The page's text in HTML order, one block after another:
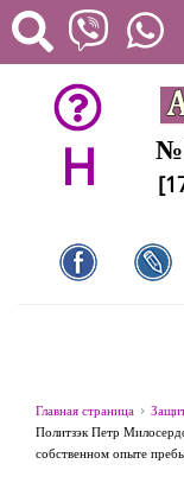
H №
Главная страница
Политзэк Петр
собственном опыте